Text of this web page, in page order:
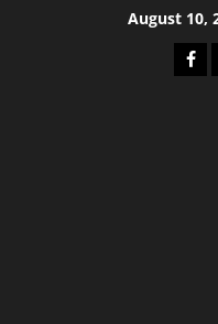
August 10,